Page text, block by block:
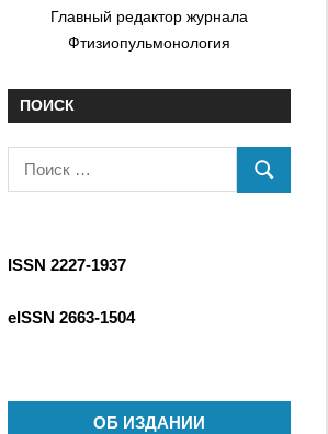
Главный редактор журнала
Фтизиопульмонология
ПОИСК
о
к
ISSN 2227-1937
eISSN 2663-1504
ОБ ИЗДАНИИ